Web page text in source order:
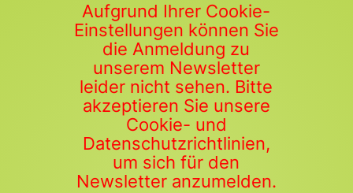
Aufgrund Ihrer Cookie-
Einstellungen können Sie
die Anmeldung zu
unserem Newsletter
leider nicht sehen. Bitte
akzeptieren Sie unsere
Cookie- und
Datenschutzrichtlinien,
um sich für den
Newsletter anzumelden.